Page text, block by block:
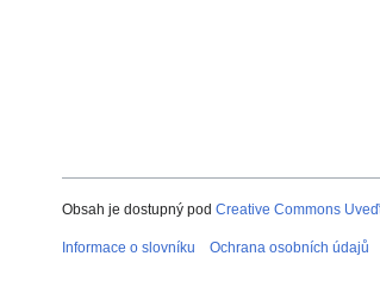
Obsah je dostupný pod Creative Commons
Informace o slovníku Ochrana osobních údajů